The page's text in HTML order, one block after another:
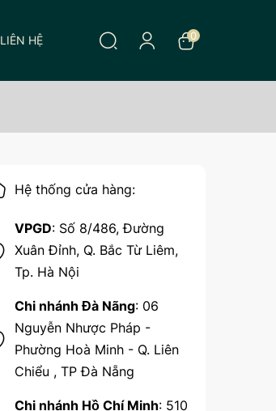
LIÊN HỆ 0
Hệ thống cửa hàng:
VPGD: Số 8/486, Đường
Xuân Đỉnh, Q. Bắc Từ Liêm,
Tp. Hà Nội
Chi nhánh Đà Nãng: 06
Nguyễn Nhược Pháp -
Phường Hoà Minh - Q. Liên
Chiểu , TP Đà Nẵng
Chi nhánh Hồ Chí Minh: 510